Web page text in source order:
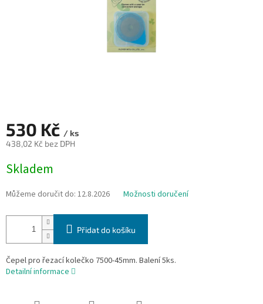
530 Kč / ks
438,02 Kč bez DPH
cena:
Skladem
Můžeme doručit do: 12.8.2026 Možnosti doručení
Přidat do košíku
Čepel pro řezací kolečko 7500-45mm. Balení 5ks.
Detailní informace